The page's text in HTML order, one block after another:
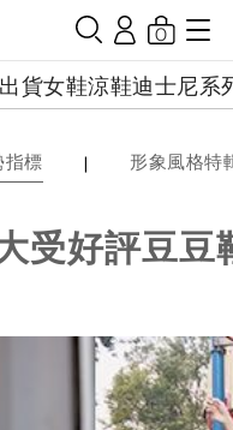
貨女鞋涼鞋迪士尼系
0
指標 | 形象風格特
受好評豆豆